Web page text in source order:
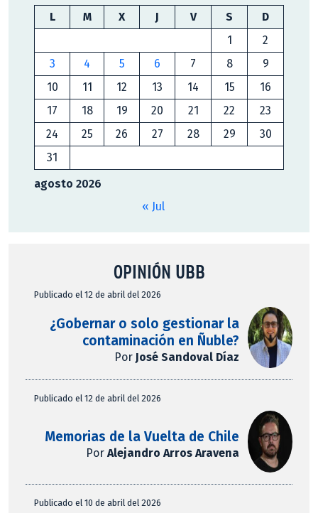
agosto 2026
L M X J V S
D
1
2
3
4 5 6 7 8
9
10
11 12 13 14 15
16
17
18 19 20 21 22
23
24
25 26 27 28 29
30
31
« Jul
OPINIÓN UBB
Publicado el 12 de abril del 2026
¿Gobernar o solo gestionar la
contaminación en Ñuble?
Por José Sandoval Díaz
Publicado el 12 de abril del 2026
Memorias de la Vuelta de Chile
PorAlejandro Arros Aravena
Publicado el 10 de abril del 2026